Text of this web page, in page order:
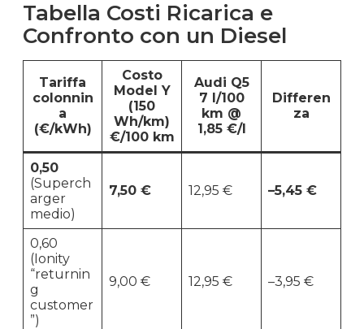
Tabella Costi Ricarica e
Confronto con un Diesel
Tariffa
colonnin
a
(€/kWh)
Costo
Model Y
(150
Wh/km)
€/100 km
Audi Q5
7 l/100
km @
1,85 €/l
Differen
za
0,50
(Superch
arger
medio)
7,50 € 12,95 € –5,45 €
0,60
(Ionity
“returnin
g
customer
”)
9,00 € 12,95 € –3,95 €